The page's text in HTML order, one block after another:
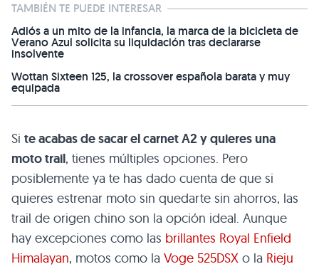
TAMBIÉN TE PUEDE INTERESAR
Adiós a un mito de la infancia, la marca de la bicicleta de
Verano Azul solicita su liquidación tras declararse
insolvente
Wottan Sixteen 125, la crossover española barata y muy
equipada
Si te acabas de sacar el carnet A2 y quieres una
moto trail, tienes múltiples opciones. Pero
posiblemente ya te has dado cuenta de que si
quieres estrenar moto sin quedarte sin ahorros, las
trail de origen chino son la opción ideal. Aunque
hay excepciones como las brillantes Royal Enfield
Himalayan, motos como la Voge 525DSX o la Rieju